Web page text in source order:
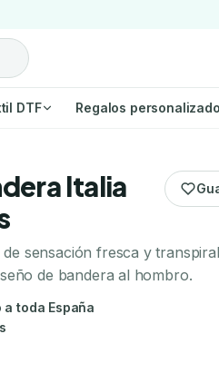
DTF Regalos
Italia
sensación fresca y
de bandera al hombro.
a toda España